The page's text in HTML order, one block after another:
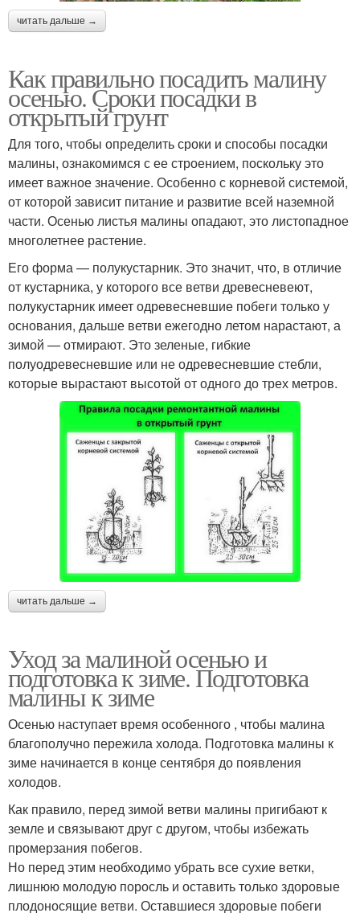
читать дальше →
Как правильно посадить малину
осенью. Сроки посадки в
открытый грунт
Для того, чтобы определить сроки и способы посадки
малины, ознакомимся с ее строением, поскольку это
имеет важное значение. Особенно с корневой системой,
от которой зависит питание и развитие всей наземной
части. Осенью листья малины опадают, это листопадное
многолетнее растение.
Его форма — полукустарник. Это значит, что, в отличие
от кустарника, у которого все ветви древесневеют,
полукустарник имеет одревесневшие побеги только у
основания, дальше ветви ежегодно летом нарастают, а
зимой — отмирают. Это зеленые, гибкие
полуодревесневшие или не одревесневшие стебли,
которые вырастают высотой от одного до трех метров.
читать дальше →
Уход за малиной осенью и
подготовка к зиме. Подготовка
малины к зиме
Осенью наступает время особенного , чтобы малина
благополучно пережила холода. Подготовка малины к
зиме начинается в конце сентября до появления
холодов.
Как правило, перед зимой ветви малины пригибают к
земле и связывают друг с другом, чтобы избежать
промерзания побегов.
Но перед этим необходимо убрать все сухие ветки,
лишнюю молодую поросль и оставить только здоровые
плодоносящие ветви. Оставшиеся здоровые побеги